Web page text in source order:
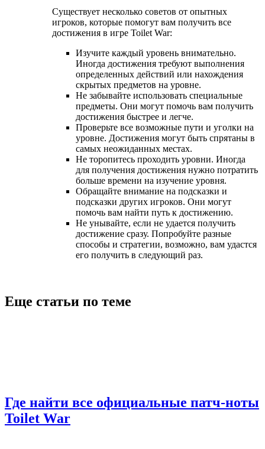
Существует несколько советов от опытных
игроков, которые помогут вам получить все
достижения в игре Toilet War:
Изучите каждый уровень внимательно.
Иногда достижения требуют выполнения
определенных действий или нахождения
скрытых предметов на уровне.
Не забывайте использовать специальные
предметы. Они могут помочь вам получить
достижения быстрее и легче.
Проверьте все возможные пути и уголки на
уровне. Достижения могут быть спрятаны в
самых неожиданных местах.
Не торопитесь проходить уровни. Иногда
для получения достижения нужно потратить
больше времени на изучение уровня.
Обращайте внимание на подсказки и
подсказки других игроков. Они могут
помочь вам найти путь к достижению.
Не унывайте, если не удается получить
достижение сразу. Попробуйте разные
способы и стратегии, возможно, вам удастся
его получить в следующий раз.
Еще статьи по теме
Где найти все официальные патч-ноты
Toilet War